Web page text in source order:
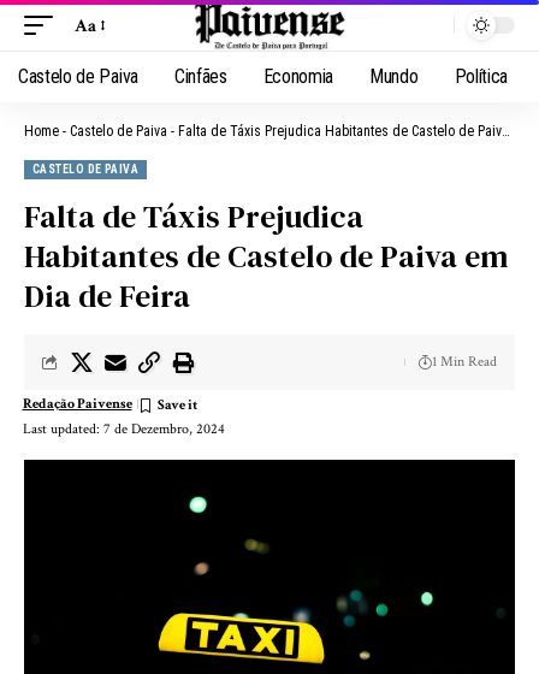
Aa
Castelo de Paiva Cinfães Economia Mundo Política
Home - Castelo de Paiva - Falta de Táxis Prejudica Habitantes de Castelo de Paiva em Dia de Feira
CASTELO DE PAIVA
Falta de Táxis Prejudica
Habitantes de Castelo de Paiva em
Dia de Feira
Last updated: 7 de Dezembro, 2024
Redação Paivense
1 Min Read